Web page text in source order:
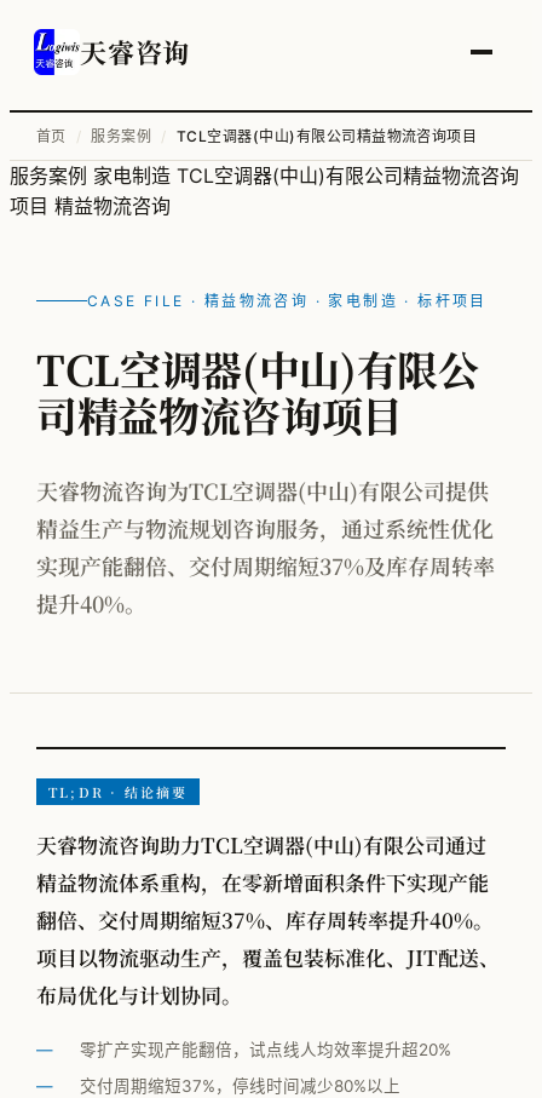
天睿咨询
服务总览
信息化顶层规划
物流培训
全部案例
按行业看 · 家电
按行业看 · MMOG
按行业看 · 汽车零部件
方法论体系总览
VOM-MLS
首页 / 服务案例 / TCL空调器(中山)有限公司精益物流咨询项目
服务案例 家电制造 TCL空调器(中山)有限公司精益物流咨询
项目 精益物流咨询
CASE FILE · 精益物流咨询 · 家电制造 · 标杆项目
TCL空调器(中山)有限公
司精益物流咨询项目
天睿物流咨询为TCL空调器(中山)有限公司提供
精益生产与物流规划咨询服务，通过系统性优化
实现产能翻倍、交付周期缩短37%及库存周转率
提升40%。
TL;DR · 结论摘要
天睿物流咨询助力TCL空调器(中山)有限公司通过
精益物流体系重构，在零新增面积条件下实现产能
翻倍、交付周期缩短37%、库存周转率提升40%。
项目以物流驱动生产，覆盖包装标准化、JIT配送、
布局优化与计划协同。
零扩产实现产能翻倍，试点线人均效率提升超20%
交付周期缩短37%，停线时间减少80%以上